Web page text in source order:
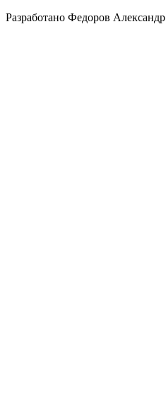
Разработано Федоров Александр